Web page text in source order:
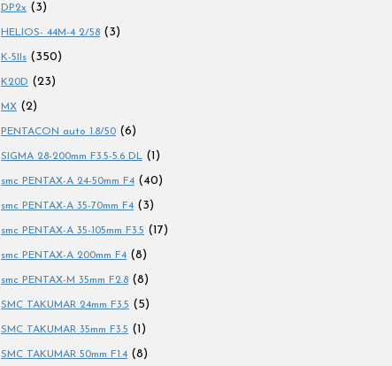
DP2x (3)
HELIOS- 44M-4 2/58 (3)
K-5IIs (350)
K20D (23)
MX (2)
PENTACON auto 1.8/50 (6)
SIGMA 28-200mm F3.5-5.6 DL (1)
smc PENTAX-A 24-50mm F4 (40)
smc PENTAX-A 35-70mm F4 (3)
smc PENTAX-A 35-105mm F3.5 (17)
smc PENTAX-A 200mm F4 (8)
smc PENTAX-M 35mm F2.8 (8)
SMC TAKUMAR 24mm F3.5 (5)
SMC TAKUMAR 35mm F3.5 (1)
SMC TAKUMAR 50mm F1.4 (8)